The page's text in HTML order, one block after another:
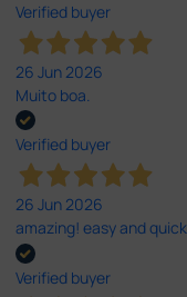
Verified buyer
26 Jun 2026
Muito boa.
Verified buyer
26 Jun 2026
amazing! easy and
Verified buyer